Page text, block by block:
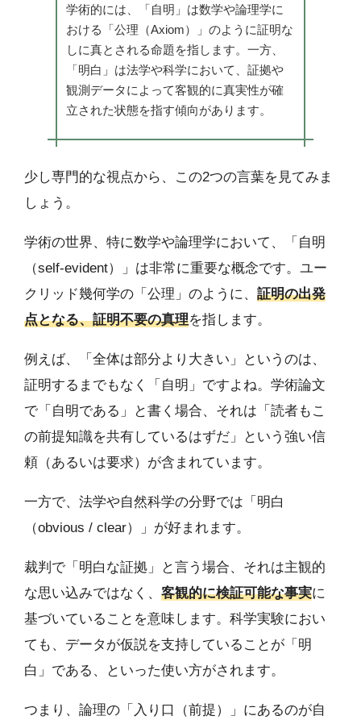
学術的には、「自明」は数学や論理学に
おける「公理（Axiom）」のように証明な
しに真とされる命題を指します。一方、
「明白」は法学や科学において、証拠や
観測データによって客観的に真実性が確
立された状態を指す傾向があります。
少し専門的な視点から、この2つの言葉を見てみま
しょう。
学術の世界、特に数学や論理学において、「自明
（self-evident）」は非常に重要な概念です。ユー
クリッド幾何学の「公理」のように、 証明の出発
点となる、証明不要の真理を指します。
例えば、「全体は部分より大きい」というのは、
証明するまでもなく「自明」ですよね。学術論文
で「自明である」と書く場合、それは「読者もこ
の前提知識を共有しているはずだ」という強い信
頼（あるいは要求）が含まれています。
一方で、法学や自然科学の分野では「明白
（obvious / clear）」が好まれます。
裁判で「明白な証拠」と言う場合、それは主観的
な思い込みではなく、 客観的に検証可能な事実に
基づいていることを意味します。科学実験におい
ても、データが仮説を支持していることが「明
白」である、といった使い方がされます。
つまり、論理の「入り口（前提）」にあるのが自